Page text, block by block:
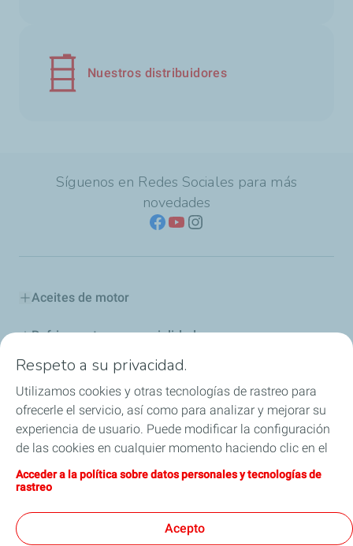
Nuestros distribuidores
Síguenos en Redes Sociales para más
novedades
Aceites de motor
Refrigerantes y especialidades
Distribuidores
Sponsoring
Industria
Iron Dames y TotalEnergies, juntos en las 24 horas
Respeto a su privacidad.
Utilizamos cookies y otras tecnologías de rastreo para
ofrecerle el servicio, así como para analizar y mejorar su
experiencia de usuario. Puede modificar la configuración
de las cookies en cualquier momento haciendo clic en el
botón «Gérer mes cookies» (Gestionar cookies). Al hacer
clic en el botón «J’accepte» (Aceptar), nos autoriza a
refuse» (Rechazar), depositaremos únicamente las
cookies técnicas estrictamente necesarias para el
Acceder a la política sobre datos personales y tecnologías de
rastreo
Acepto